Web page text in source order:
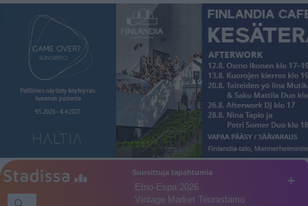
+
Suosittuja tapahtumia
Etno-Espa 2026
Vintage Market Teurastamo